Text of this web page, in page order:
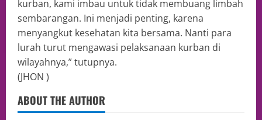
kurban, kami imbau untuk tidak membuang limbah
sembarangan. Ini menjadi penting, karena
menyangkut kesehatan kita bersama. Nanti para
lurah turut mengawasi pelaksanaan kurban di
wilayahnya,” tutupnya.
(JHON )
ABOUT THE AUTHOR